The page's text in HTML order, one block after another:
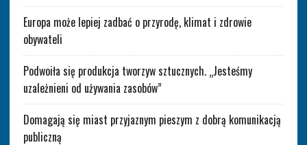
Europa może lepiej zadbać o przyrodę, klimat i zdrowie
obywateli
Podwoiła się produkcja tworzyw sztucznych. „Jesteśmy
uzależnieni od używania zasobów”
Domagają się miast przyjaznym pieszym z dobrą komunikacją
publiczną